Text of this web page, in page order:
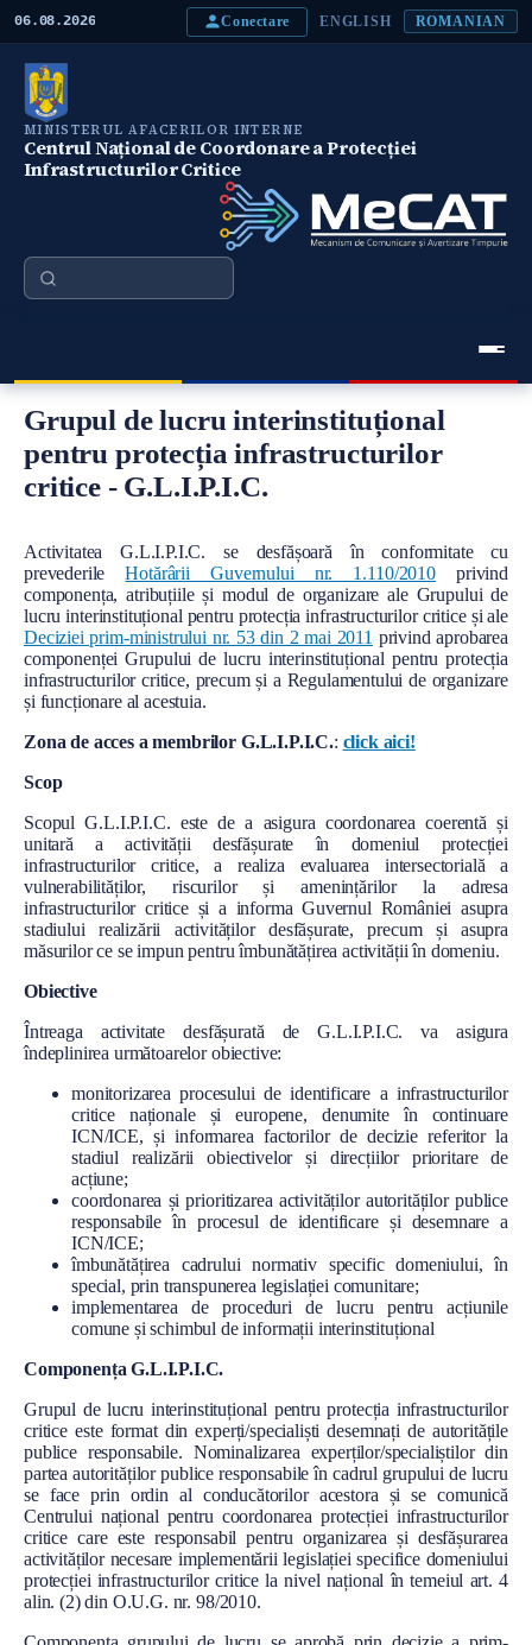
06.08.2026 Conectare ENGLISH ROMANIAN
MINISTERUL AFACERILOR INTERNE
Centrul Național de Coordonare a Protecției
Infrastructurilor Critice
Căutare
Meniu Principal
Grupul de lucru interinstituțional
pentru protecția infrastructurilor
critice - G.L.I.P.I.C.
Conţinut
Activitatea G.L.I.P.I.C. se desfășoară în conformitate cu
prevederileHotărârii Guvernului nr. 1.110/2010privind
componența, atribuțiile și modul de organizare ale Grupului de
lucru interinstituțional pentru protecția infrastructurilor critice și ale
Deciziei prim-ministrului nr. 53 din 2 mai 2011 privind aprobarea
componenței Grupului de lucru interinstituțional pentru protecția
infrastructurilor critice, precum și a Regulamentului de organizare
și funcționare al acestuia.
Zona de acces a membrilor G.L.I.P.I.C.: click aici!
Scop
Scopul G.L.I.P.I.C. este de a asigura coordonarea coerentă și
unitară a activității desfășurate în domeniul protecției
infrastructurilor critice, a realiza evaluarea intersectorială a
vulnerabilităților, riscurilor și amenințărilor la adresa
infrastructurilor critice și a informa Guvernul României asupra
stadiului realizării activităților desfășurate, precum și asupra
măsurilor ce se impun pentru îmbunătățirea activității în domeniu.
Obiective
Întreaga activitate desfășurată de G.L.I.P.I.C. va asigura
îndeplinirea următoarelor obiective:
monitorizarea procesului de identificare a infrastructurilor
critice naționale și europene, denumite în continuare
ICN/ICE, și informarea factorilor de decizie referitor la
stadiul realizării obiectivelor și direcțiilor prioritare de
acțiune;
coordonarea și prioritizarea activităților autorităților publice
responsabile în procesul de identificare și desemnare a
ICN/ICE;
îmbunătățirea cadrului normativ specific domeniului, în
special, prin transpunerea legislației comunitare;
implementarea de proceduri de lucru pentru acțiunile
comune și schimbul de informații interinstituțional
Componența G.L.I.P.I.C.
Grupul de lucru interinstituțional pentru protecția infrastructurilor
critice este format din experți/specialiști desemnați de autoritățile
publice responsabile. Nominalizarea experților/specialiștilor din
partea autorităților publice responsabile în cadrul grupului de lucru
se face prin ordin al conducătorilor acestora și se comunică
Centrului național pentru coordonarea protecției infrastructurilor
critice care este responsabil pentru organizarea și desfășurarea
activităților necesare implementării legislației specifice domeniului
protecției infrastructurilor critice la nivel național în temeiul art. 4
alin. (2) din O.U.G. nr. 98/2010.